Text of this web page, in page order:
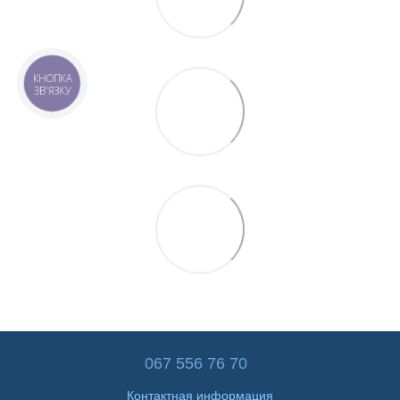
067 556 76 70
Контактная информация
КНОПКА
ЗВ'ЯЗКУ